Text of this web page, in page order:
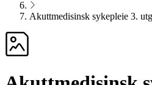
Akuttmedisinsk sykepleie 3.